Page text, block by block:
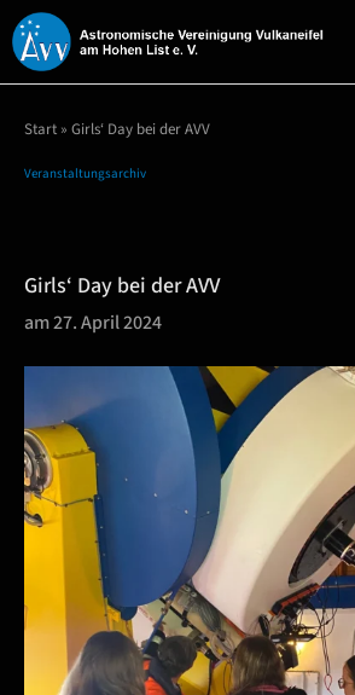
Start » Girls‘ Day bei der AVV
Veranstaltungsarchiv
Girls‘ Day bei der AVV
am 27. April 2024